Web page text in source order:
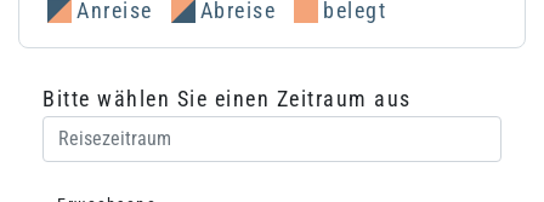
Anreise
Abreise belegt
Bitte wählen Sie einen Zeitraum aus